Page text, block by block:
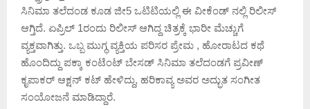
ಸಿನಿಮಾ ತಲೆದಂಡ ಕೂಡ ಜೀ5 ಒಟಿಟಿಯಲ್ಲಿ ಈ ವೀಕೆಂಡ್ ನಲ್ಲಿ ರಿಲೀಸ್
ಆಗ್ತಿದೆ. ಏಪ್ರಿಲ್ 1ರಂದು ರಿಲೀಸ್ ಆಗಿದ್ದ ಚಿತ್ರಕ್ಕೆ ಭಾರೀ ಮೆಚ್ಚುಗೆ
ವ್ಯಕ್ತವಾಗಿತ್ತು. ಒಬ್ಬ ಮುಗ್ಧ ವ್ಯಕ್ತಿಯ ಪರಿಸರ ಪ್ರೇಮ , ಹೋರಾಟದ ಕಥೆ
ಹೊಂದಿದ್ದು ಪಕ್ಕಾ ಕಂಟೆಂಟ್ ಬೇಸಡ್ ಸಿನಿಮಾ ತಲೆದಂಡಗೆ ಪ್ರವೀಣ್
ಕೃಪಾಕರ್ ಆಕ್ಷನ್ ಕಟ್ ಹೇಳಿದ್ದು, ಹರಿಕಾವ್ಯ ಅವರ ಅದ್ಭುತ ಸಂಗೀತ
ಸಂಯೋಜನೆ ಮಾಡಿದ್ದಾರೆ.